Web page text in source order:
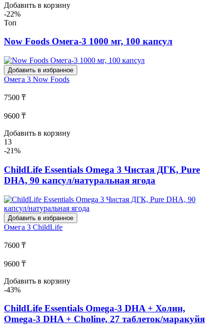
Добавить в корзину
-22%
Топ
Now Foods Омега-3 1000 мг, 100 капсул
Добавить в избранное
Омега 3 Now Foods
7500 ₸
9600 ₸
Добавить в корзину
13
-21%
ChildLife Essentials Omega 3 Чистая ДГК, Pure
DHA, 90 капсул/натуральная ягода
Добавить в избранное
Омега 3 ChildLife
7600 ₸
9600 ₸
Добавить в корзину
-43%
ChildLife Essentials Omega-3 DHA + Холин,
Omega-3 DHA + Choline, 27 таблеток/маракуйя